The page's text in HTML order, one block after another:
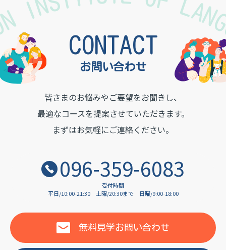
INSTITUTE OF
お問い合わせ
CONTACT
皆さまのお悩みやご要望をお聞きし、
最適なコースを提案させていただきます。
まずはお気軽にご連絡ください。
096-359-6083
受付時間
平日/10:00-21:30
土曜/20:30まで 日曜/9:00-18:00
無料見学お問い合わせ